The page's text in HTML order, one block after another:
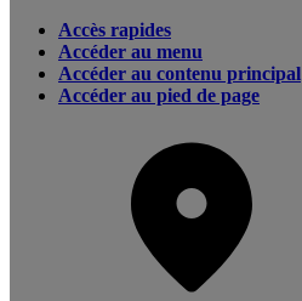
Accès rapides
Accéder au menu
Accéder au contenu principal
Accéder au pied de page